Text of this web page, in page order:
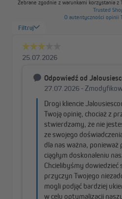
W przeciwieństwie do
można używać wielokrotnie
Wszechstronna
Idealna do mocowania
kontenerowych, siatek,